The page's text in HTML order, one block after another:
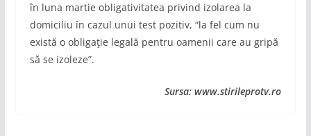
în luna martie obligativitatea privind izolarea la
domiciliu în cazul unui test pozitiv, “la fel cum nu
există o obligaţie legală pentru oamenii care au gripă
să se izoleze”.
Sursa: www.stirileprotv.ro